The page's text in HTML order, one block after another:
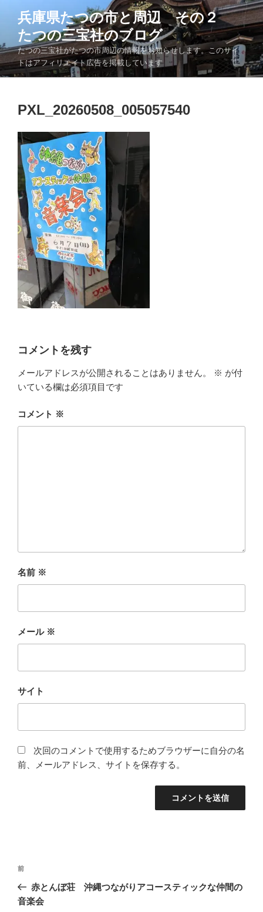
ン
ツ
へ
兵庫県たつの市と周辺 その２
たつの三宝社のブログ
たつの三宝社がたつの市周辺の情報をお知らせします。このサイ
トはアフィリエイト広告を掲載しています
PXL_20260508_005057540
コメントを残す
メールアドレスが公開されることはありません。 ※ が付
いている欄は必須項目です
コメント ※
名前 ※
メール ※
サイト
次回のコメントで使用するためブラウザーに自分の名
前、メールアドレス、サイトを保存する。
投
ナ
前
の
投
前
赤とんぼ荘 沖縄つながりアコースティックな仲間の
音楽会